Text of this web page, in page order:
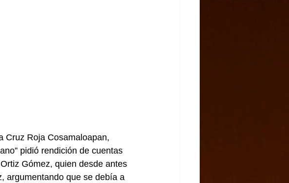
Cruz Roja Cosamaloapan,
pidió rendición de cuentas
Gómez, quien desde antes
argumentando que se debía a